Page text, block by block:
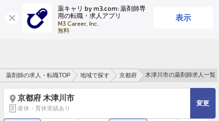
薬キャリ by m3.com: 薬剤師専
用の転職・求人アプリ
M3 Career, Inc.
無料
表示
ログイン
薬剤師の求人・転職TOP 地域で探す 京都府 木津川市の薬剤師求人一覧
京都府 木津川市
産休・育休実績あり
変更